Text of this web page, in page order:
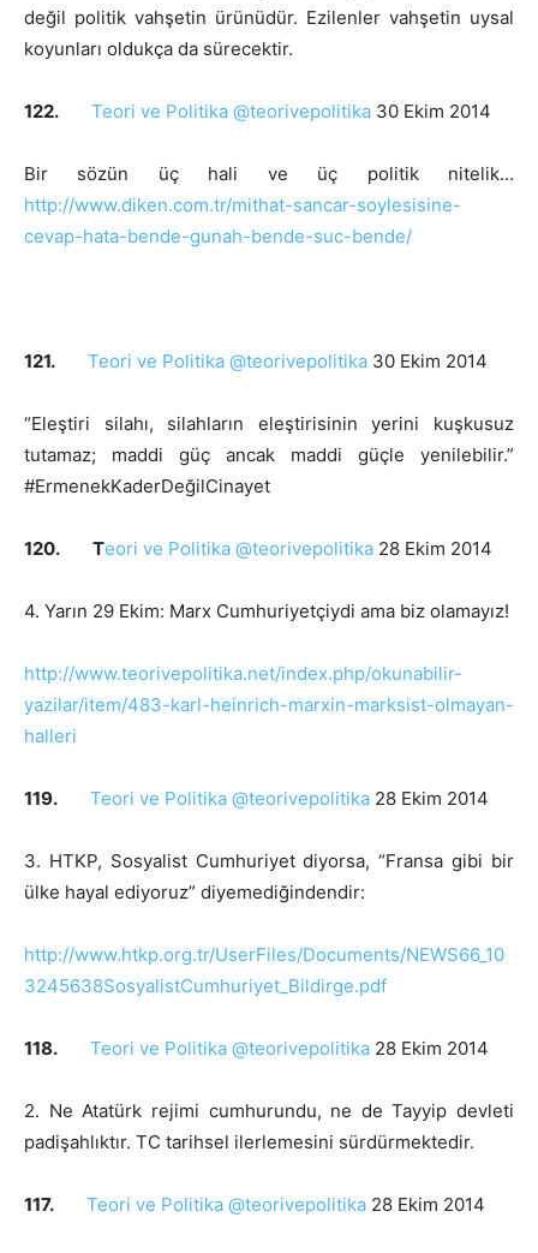
değil politik vahşetin ürünüdür. Ezilenler vahşetin uysal
koyunları oldukça da sürecektir.
122. Teori ve Politika @teorivepolitika 30 Ekim 2014
Bir sözün üç hali ve üç politik nitelik…
http://www.diken.com.tr/mithat-sancar-soylesisine-
cevap-hata-bende-gunah-bende-suc-bende/
121. Teori ve Politika @teorivepolitika 30 Ekim 2014
“Eleştiri silahı, silahların eleştirisinin yerini kuşkusuz
tutamaz; maddi güç ancak maddi güçle yenilebilir.”
#ErmenekKaderDeğilCinayet
120. Teori ve Politika @teorivepolitika 28 Ekim 2014
4. Yarın 29 Ekim: Marx Cumhuriyetçiydi ama biz olamayız!
http://www.teorivepolitika.net/index.php/okunabilir-
yazilar/item/483-karl-heinrich-marxin-marksist-olmayan-
halleri
119. Teori ve Politika @teorivepolitika 28 Ekim 2014
3. HTKP, Sosyalist Cumhuriyet diyorsa, “Fransa gibi bir
ülke hayal ediyoruz” diyemediğindendir:
http://www.htkp.org.tr/UserFiles/Documents/NEWS66_10
3245638SosyalistCumhuriyet_Bildirge.pdf
118. Teori ve Politika @teorivepolitika 28 Ekim 2014
2. Ne Atatürk rejimi cumhurundu, ne de Tayyip devleti
padişahlıktır. TC tarihsel ilerlemesini sürdürmektedir.
117. Teori ve Politika @teorivepolitika 28 Ekim 2014